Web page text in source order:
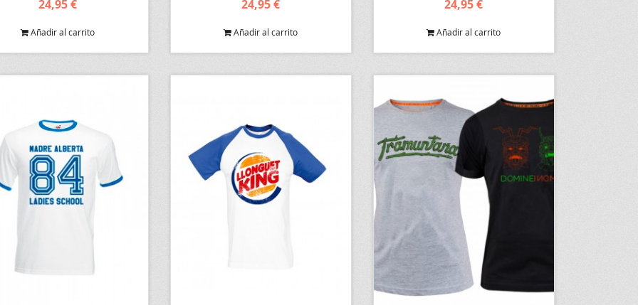
24,95 €
Añadir al carrito
24,95 €
Añadir al carrito
24,95 €
Añadir al carrito